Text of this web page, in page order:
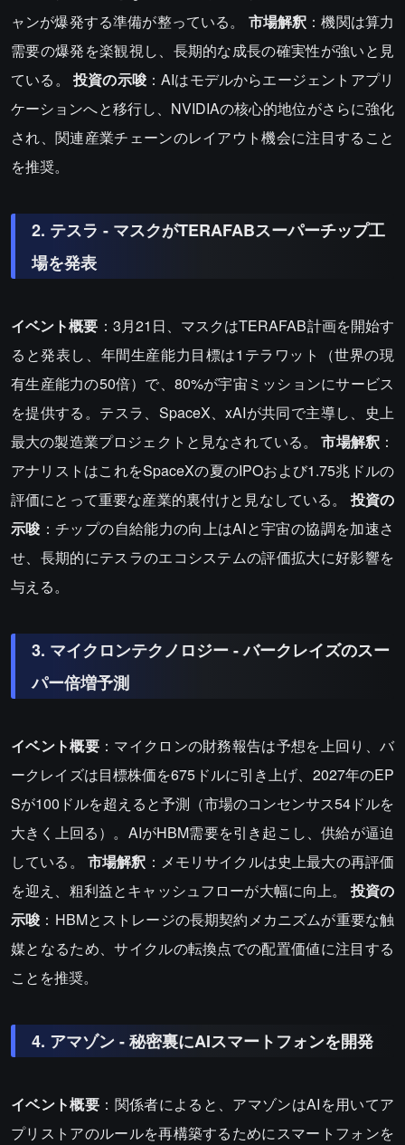
ャンが爆発する準備が整っている。 市場解釈 ：機関は算力
需要の爆発を楽観視し、長期的な成長の確実性が強いと見
ている。 投資の示唆：AIはモデルからエージェントアプリ
ケーションへと移行し、NVIDIAの核心的地位がさらに強化
され、関連産業チェーンのレイアウト機会に注目すること
を推奨。
2. テスラ - マスクがTERAFABスーパーチップ工
場を発表
イベント概要 ：3月21日、マスクはTERAFAB計画を開始す
ると発表し、年間生産能力目標は1テラワット（世界の現
有生産能力の50倍）で、80%が宇宙ミッションにサービス
を提供する。テスラ、SpaceX、xAIが共同で主導し、史上
最大の製造業プロジェクトと見なされている。市場解釈 ：
アナリストはこれをSpaceXの夏のIPOおよび1.75兆ドルの
評価にとって重要な産業的裏付けと見なしている。 投資の
示唆 ：チップの自給能力の向上はAIと宇宙の協調を加速さ
せ、長期的にテスラのエコシステムの評価拡大に好影響を
与える。
3. マイクロンテクノロジー - バークレイズのスー
パー倍増予測
イベント概要：マイクロンの財務報告は予想を上回り、バ
ークレイズは目標株価を675ドルに引き上げ、2027年のEP
Sが100ドルを超えると予測（市場のコンセンサス54ドルを
大きく上回る）。AIがHBM需要を引き起こし、供給が逼迫
している。 市場解釈 ：メモリサイクルは史上最大の再評価
を迎え、粗利益とキャッシュフローが大幅に向上。 投資の
示唆 ：HBMとストレージの長期契約メカニズムが重要な触
媒となるため、サイクルの転換点での配置価値に注目する
ことを推奨。
4. アマゾン - 秘密裏にAIスマートフォンを開発
イベント概要 ：関係者によると、アマゾンはAIを用いてア
プリストアのルールを再構築するためにスマートフォンを